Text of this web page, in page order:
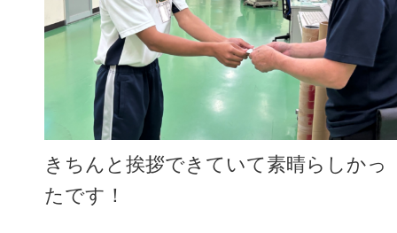
きちんと挨拶できていて素晴らしかっ
たです！